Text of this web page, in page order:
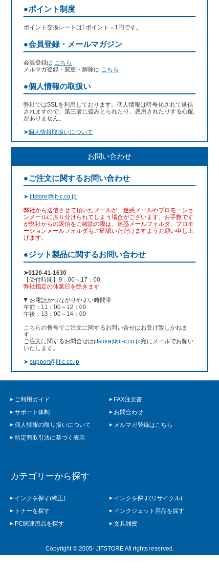
●ポイント制度
ポイント交換レートは1ポイント＝1円です。
●会員登録・メールマガジン
会員登録は こちら
メルマガ登録・変更・解除は こちら
●個人情報の取扱い
弊社ではSSLを利用しております。個人情報は暗号化されて送信
されますので、第三者に盗みとられたり、悪用されたりする心配
がありません。
➤個人情報取扱いについて
お問い合わせ
●ご注文に関するお問い合わせ
➤jitstore@jit-c.co.jp
弊社から送信させて頂いたメールが、迷惑メールやプロモーショ
ンメールに振り分けられてしまう場合がございます。お手数です
が弊社からの返信をご確認の際は、迷惑メールフォルダ、プロモ
ーションメールフォルダもご確認いただけますようお願い申し上
げます。
●ジット製品に関するお問い合わせ
➤0120-41-1630
【受付時間】9：00～17：00
弊社指定の休業日を除きます
お電話がつながりやすい時間帯
午前：11：00～12：00
午後：13：00～14：00
こちらの番号でご注文に関するお問い合せはお受け致しかねま
す。
ご注文に関するお問合せはjitstore@jit-c.co.jp宛にメールでお願い
いたします。
➤support@jit-c.co.jp
ご利用ガイド
FAX注文書
サポート体制
お問合わせ
個人情報の取り扱いについて
メルマガ登録はこちら
特定商取引法に基づく表示
カテゴリーから探す
インクを探す(純正)
インクを探す(リサイクル)
トナーを探す
インクジェット用品を探す
PC関連用品を探す
文具雑貨
Copyright © 2005- JITSTORE All rights reserved.